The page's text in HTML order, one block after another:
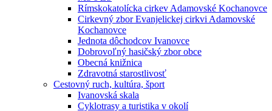
Rímskokatolícka cirkev Adamovské Kochanovce
Cirkevný zbor Evanjelickej cirkvi Adamovské
Kochanovce
Jednota dôchodcov Ivanovce
Dobrovoľný hasičský zbor obce
Obecná knižnica
Zdravotná starostlivosť
Cestovný ruch, kultúra, šport
Ivanovská skala
Cyklotrasy a turistika v okolí